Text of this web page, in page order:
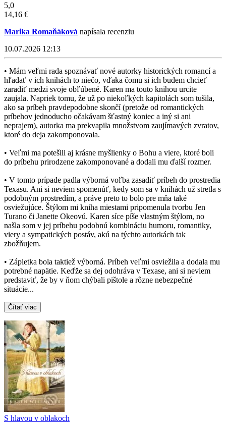
5,0
14,16 €
Marika Romaňáková napísala recenziu
10.07.2026 12:13
• Mám veľmi rada spoznávať nové autorky historických romancí a
hľadať v ich knihách to niečo, vďaka čomu si ich budem chcieť
zaradiť medzi svoje obľúbené. Karen ma touto knihou urcite
zaujala. Napriek tomu, že už po niekoľkých kapitolách som tušila,
ako sa príbeh pravdepodobne skončí (pretože od romantických
príbehov jednoducho očakávam šťastný koniec a iný si ani
neprajem), autorka ma prekvapila množstvom zaujímavých zvratov,
ktoré do deja zakomponovala.
• Veľmi ma potešili aj krásne myšlienky o Bohu a viere, ktoré boli
do príbehu prirodzene zakomponované a dodali mu ďalší rozmer.
• V tomto prípade padla výborná voľba zasadiť príbeh do prostredia
Texasu. Ani si neviem spomenúť, kedy som sa v knihách už stretla s
podobným prostredím, a práve preto to bolo pre mňa také
osviežujúce. Štýlom mi kniha miestami pripomenula tvorbu Jen
Turano či Janette Okeovú. Karen síce píše vlastným štýlom, no
našla som v jej príbehu podobnú kombináciu humoru, romantiky,
viery a sympatických postáv, akú na týchto autorkách tak
zbožňujem.
• Zápletka bola taktiež výborná. Príbeh veľmi osviežila a dodala mu
potrebné napätie. Keďže sa dej odohráva v Texase, ani si neviem
predstaviť, že by v ňom chýbali pištole a rôzne nebezpečné
situácie...
Čítať viac
S hlavou v oblakoch